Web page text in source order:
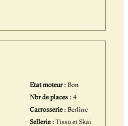
Etat moteur :Bon
Nbr de places :4
Carrosserie :Berline
Sellerie :Tissu et Skai